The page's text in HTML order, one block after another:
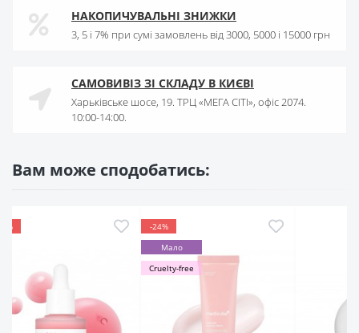
НАКОПИЧУВАЛЬНІ ЗНИЖКИ
3, 5 і 7% при сумі замовлень від 3000, 5000 і 15000 грн
САМОВИВІЗ ЗІ СКЛАДУ В КИЄВІ
Харьківське шосе, 19. ТРЦ «МЕГА СІТІ», офіс 2074.
10:00-14:00.
Вам може сподобатись: